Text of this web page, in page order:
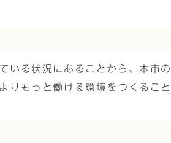
る状況にあることから、本市
もっと働ける環境をつくるこ